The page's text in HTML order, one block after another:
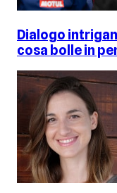
Dialogo
cosa bolle in